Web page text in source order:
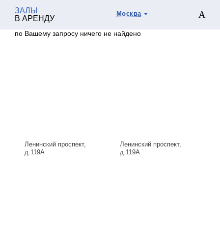
ЗАЛЫ
В АРЕНДУ
Москва
по Вашему запросу ничего не найдено
Ленинский проспект,
д.119А
Ленинский проспект,
д.119А